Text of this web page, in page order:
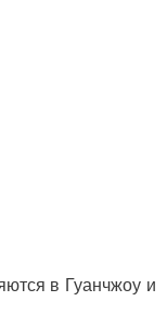
в Гуанчжоу и